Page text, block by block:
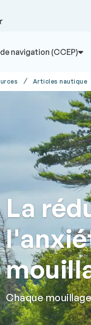
navigation (CCEP)
Articles nautique
La
Chaque